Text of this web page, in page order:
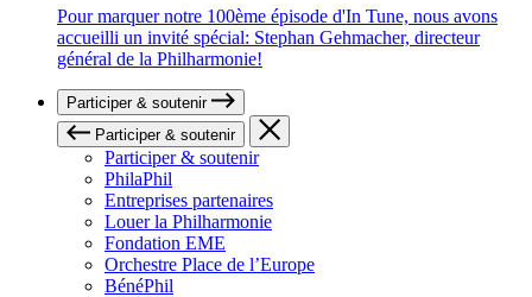
Pour marquer notre 100ème épisode d'In Tune, nous avons
accueilli un invité spécial: Stephan Gehmacher, directeur
général de la Philharmonie!
Participer & soutenir
Participer & soutenir
Participer & soutenir
PhilaPhil
Entreprises partenaires
Louer la Philharmonie
Fondation EME
Orchestre Place de l’Europe
BénéPhil